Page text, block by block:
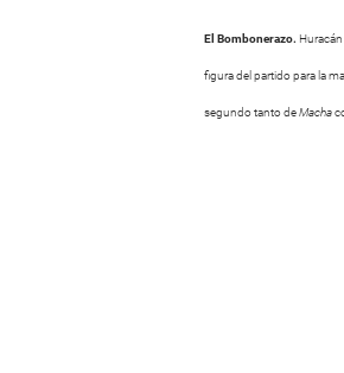
El Bombonerazo.
figura del partido para la
segundo tanto deMacha